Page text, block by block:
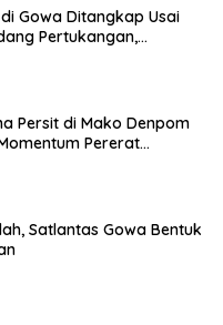
Gowa Ditangkap Usai
Pertukangan,
Persit di Mako Denpom
Pererat
Satlantas Gowa Bentuk